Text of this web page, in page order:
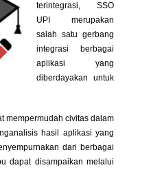
terintegrasi, SSO
UPI merupakan
salah satu gerbang
integrasi berbagai
aplikasi yang
diberdayakan untuk
mempermudah civitas dalam
hasil aplikasi yang
dari berbagai
dapat disampaikan melalui